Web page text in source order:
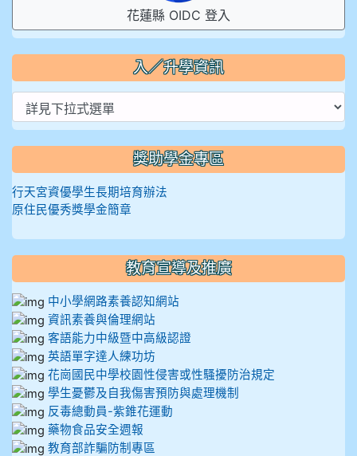
花蓮縣 OIDC 登入
入／升學資訊
獎助學金專區
行天宮資優學生長期培育辦法
原住民優秀獎學金簡章
教育宣導及推廣
中小學網路素養認知網站
資訊素養與倫理網站
客語能力中級暨中高級認證
英語單字達人練功坊
花崗國民中學校園性侵害或性騷擾防治規定
學生憂鬱及自我傷害預防與處理機制
反毒總動員-紫錐花運動
藥物食品安全週報
教育部詐騙防制專區